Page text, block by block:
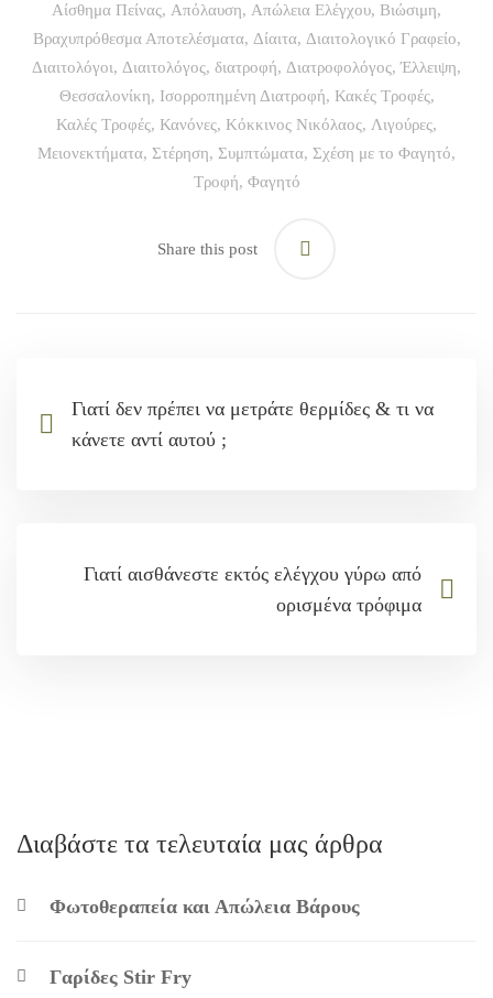
Αίσθημα Πείνας, Απόλαυση, Απώλεια Ελέγχου, Βιώσιμη,
Βραχυπρόθεσμα Αποτελέσματα, Δίαιτα, Διαιτολογικό Γραφείο,
Διαιτολόγοι, Διαιτολόγος, διατροφή, Διατροφολόγος,Έλλειψη,
Θεσσαλονίκη, Ισορροπημένη Διατροφή, Κακές Τροφές,
Καλές Τροφές, Κανόνες, Κόκκινος Νικόλαος, Λιγούρες,
Μειονεκτήματα, Στέρηση, Συμπτώματα, Σχέση με το Φαγητό,
Τροφή, Φαγητό
Share this post
Γιατί δεν πρέπει να μετράτε θερμίδες & τι να
κάνετε αντί αυτού ;
Γιατί αισθάνεστε εκτός ελέγχου γύρω από
ορισμένα τρόφιμα
Διαβάστε τα τελευταία μας άρθρα
Φωτοθεραπεία και Απώλεια Βάρους
Γαρίδες Stir Fry